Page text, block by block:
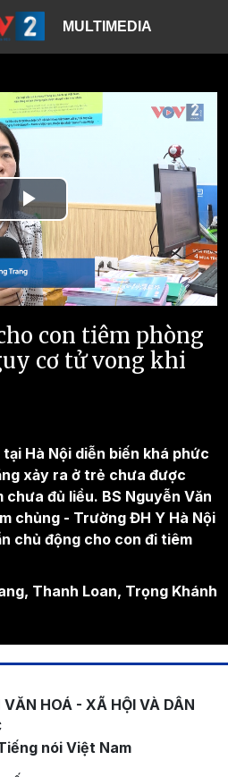
MULTIMEDIA
Play
Video
con tiêm phòng
cơ tử vong khi
Hà Nội diễn biến khá phức
xảy ra ở trẻ chưa được
đủ liều. BS Nguyễn Văn
chủng - Trường ĐH Y Hà Nội
chủ động cho con đi tiêm
Thanh Loan, Trọng Khánh
VĂN HOÁ - XÃ HỘI VÀ DÂN
nói Việt Nam